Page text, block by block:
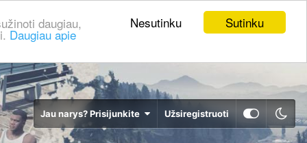
Sutinku
Nesutinku
daugiau,
Daugiau apie
Jau narys? Prisijunkite Užsiregistruoti